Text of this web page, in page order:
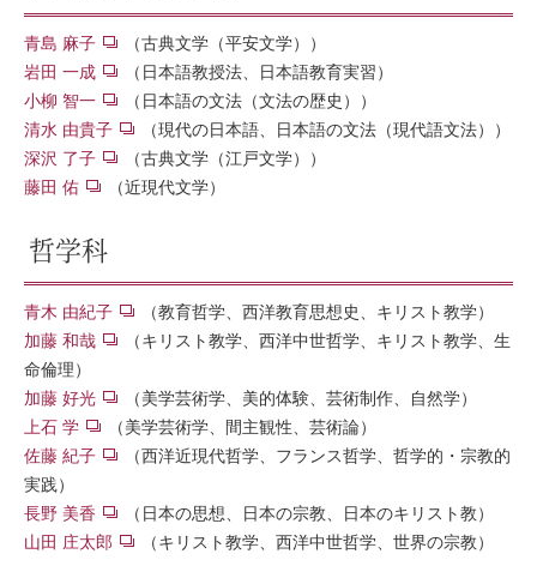
青島 麻子
（古典文学（平安文学））
岩田 一成
（日本語教授法、日本語教育実習）
小柳 智一
（日本語の文法（文法の歴史））
清水 由貴子
（現代の日本語、日本語の文法（現代語文法））
深沢 了子
（古典文学（江戸文学））
藤田 佑
（近現代文学）
哲学科
青木 由紀子
（教育哲学、西洋教育思想史、キリスト教学）
加藤 和哉
（キリスト教学、西洋中世哲学、キリスト教学、生
命倫理）
加藤 好光
（美学芸術学、美的体験、芸術制作、自然学）
上石 学
（美学芸術学、間主観性、芸術論）
佐藤 紀子
（西洋近現代哲学、フランス哲学、哲学的・宗教的
実践）
長野 美香
（日本の思想、日本の宗教、日本のキリスト教）
山田 庄太郎
（キリスト教学、西洋中世哲学、世界の宗教）